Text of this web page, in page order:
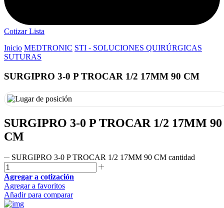
Cotizar Lista
Inicio MEDTRONIC STI - SOLUCIONES QUIRÚRGICAS
SUTURAS
SURGIPRO 3-0 P TROCAR 1/2 17MM 90 CM
SURGIPRO 3-0 P TROCAR 1/2 17MM 90
CM
SURGIPRO 3-0 P TROCAR 1/2 17MM 90 CM cantidad
Agregar a cotización
Agregar a favoritos
Añadir para comparar